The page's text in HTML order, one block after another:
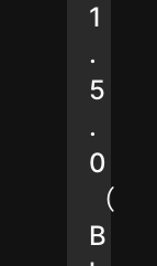
1
.
5
.
0
（
B